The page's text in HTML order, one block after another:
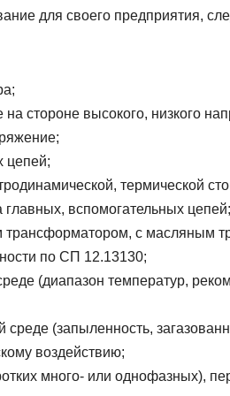
для своего предприятия,
стороне высокого, низкого
цепей;
термической
главных, вспомогательных цепей;
трансформатором, с масляным
по СП 12.13130;
(диапазон температур,
(запыленность,
воздействию;
много- или однофазных),